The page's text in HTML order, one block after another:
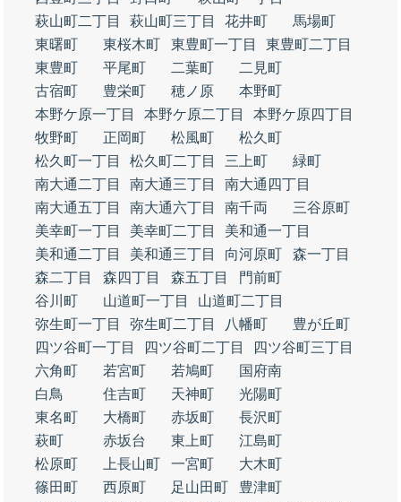
萩山町二丁目
萩山町三丁目 花井町
馬場町
東曙町
東桜木町 東豊町一丁目
東豊町二丁目
東豊町
平尾町 二葉町
二見町
古宿町
豊栄町 穂ノ原
本野町
本野ケ原一丁目
本野ケ原二丁目
本野ケ原四丁目
牧野町
正岡町 松風町
松久町
松久町一丁目
松久町二丁目 三上町
緑町
南大通二丁目
南大通三丁目
南大通四丁目
南大通五丁目
南大通六丁目 南千両
三谷原町
美幸町一丁目
美幸町二丁目
美和通一丁目
美和通二丁目
美和通三丁目 向河原町
森一丁目
森二丁目
森四丁目 森五丁目
門前町
谷川町
山道町一丁目
山道町二丁目
弥生町一丁目
弥生町二丁目 八幡町
豊が丘町
四ツ谷町一丁目
四ツ谷町二丁目
四ツ谷町三丁目
六角町
若宮町 若鳩町
国府南
白鳥
住吉町 天神町
光陽町
東名町
大橋町 赤坂町
長沢町
萩町
赤坂台 東上町
江島町
松原町
上長山町 一宮町
大木町
篠田町
西原町 足山田町
豊津町